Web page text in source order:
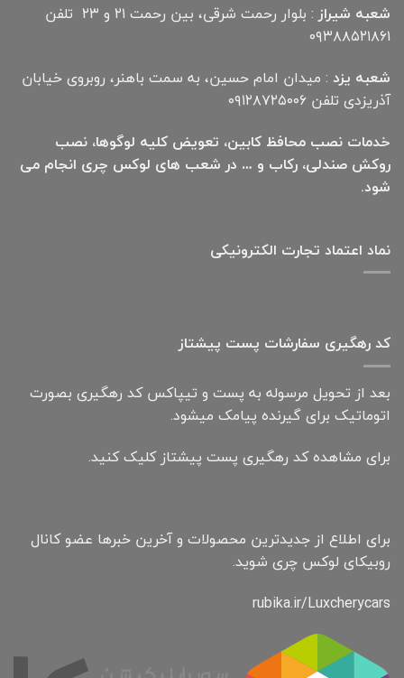
شعبه شیراز
: بلوار رحمت شرقی، بین رحمت ۲۱ و ۲۳ تلفن
۰۹۳۸۸۵۲۱۸۶۱
شعبه یزد : میدان امام حسین، به سمت باهنر، روبروی خیابان
آذریزدی تلفن ۰۹۱۲۸۷۲۵۰۰۶
خدمات نصب محافظ کابین، تعویض کلیه لوگوها، نصب
روکش صندلی، رکاب و … در شعب های لوکس چری انجام می
شود.
نماد اعتماد تجارت الكترونیكی
کد رهگیری سفارشات پست پیشتاز
بعد از تحویل مرسوله به پست و تیپاکس کد رهگیری بصورت
اتوماتیک برای گیرنده پیامک میشود.
برای مشاهده کد رهگیری پست پیشتاز کلیک کنید.
برای اطلاع از جدیدترین محصولات و آخرین خبرها عضو کانال
روبیکای لوکس چری شوید.
rubika.ir/Luxcherycars